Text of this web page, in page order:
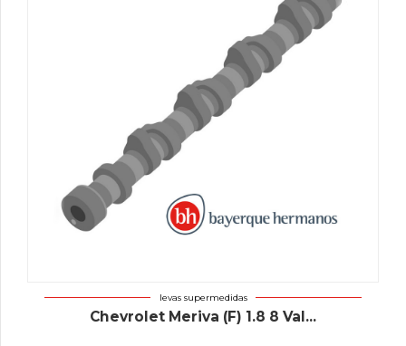
levas supermedidas
Chevrolet Meriva (F) 1.8 8 Val...